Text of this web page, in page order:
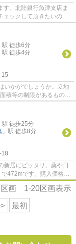
。北陸銀行魚津支店ま
ェックして頂きたいのが
駅 徒歩6分
駅 徒歩4分
15
いかがでしょうか。立地
積等の制限があるものの
駅 徒歩25分
」駅 徒歩8分
18
新居にピッタリ。薬や日
472mです。購入価格
...
区画 1-20区画表示
最初